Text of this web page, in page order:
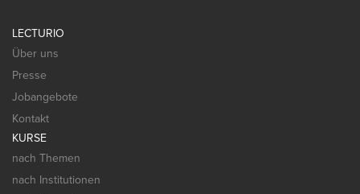
LECTURIO
Über uns
Presse
Jobangebote
Kontakt
KURSE
nach Themen
nach Institutionen